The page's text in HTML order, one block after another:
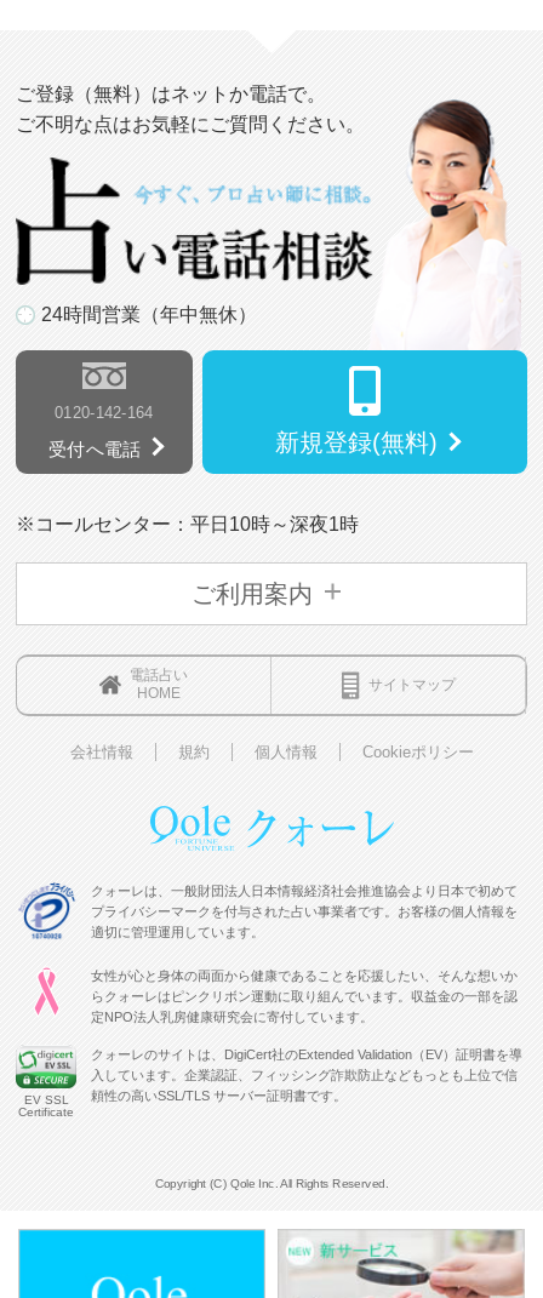
ご登録（無料）はネットか電話で。
ご不明な点はお気軽にご質問ください。
24時間営業（年中無休）
0120-142-164
受付へ電話 新規登録(無料)
※コールセンター：平日10時～深夜1時
ご利用案内
電話占い
HOME
サイトマップ
会社情報 規約 個人情報 Cookieポリシー
クォーレは、一般財団法人日本情報経済社会推進協会より日本で初めて
プライバシーマークを付与された占い事業者です。お客様の個人情報を
適切に管理運用しています。
女性が心と身体の両面から健康であることを応援したい、そんな想いか
らクォーレはピンクリボン運動に取り組んでいます。収益金の一部を認
定NPO法人乳房健康研究会に寄付しています。
EV SSL
Certificate
クォーレのサイトは、DigiCert社のExtended Validation（EV）証明書を導
入しています。企業認証、フィッシング詐欺防止などもっとも上位で信
頼性の高いSSL/TLS サーバー証明書です。
Copyright (C) Qole Inc. All Rights Reserved.